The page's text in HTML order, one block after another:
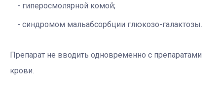
гиперосмолярной комой;
синдромом мальабсорбции глюкозо-галактозы.
Препарат не вводить одновременно с препаратами
крови.